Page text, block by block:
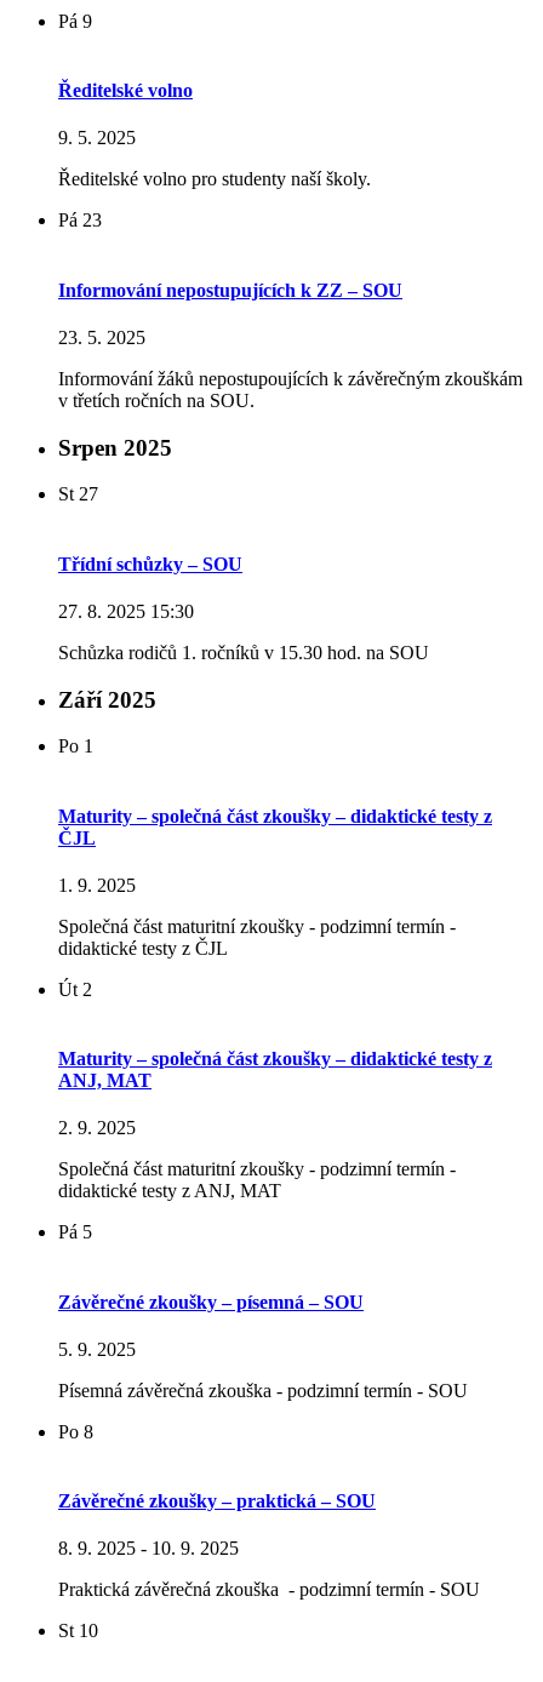
Pá 9
Ředitelské volno
9. 5. 2025
Ředitelské volno pro studenty naší školy.
Pá 23
Informování nepostupujících k ZZ – SOU
23. 5. 2025
Informování žáků nepostupoujících k závěrečným zkouškám
v třetích ročních na SOU.
Srpen 2025
St 27
Třídní schůzky – SOU
27. 8. 2025 15:30
Schůzka rodičů 1. ročníků v 15.30 hod. na SOU
Září 2025
Po 1
Maturity – společná část zkoušky – didaktické testy z
ČJL
1. 9. 2025
Společná část maturitní zkoušky - podzimní termín -
didaktické testy z ČJL
Út 2
Maturity – společná část zkoušky – didaktické testy z
ANJ, MAT
2. 9. 2025
Společná část maturitní zkoušky - podzimní termín -
didaktické testy z ANJ, MAT
Pá 5
Závěrečné zkoušky – písemná – SOU
5. 9. 2025
Písemná závěrečná zkouška - podzimní termín - SOU
Po 8
Závěrečné zkoušky – praktická – SOU
8. 9. 2025 - 10. 9. 2025
Praktická závěrečná zkouška - podzimní termín - SOU
St 10